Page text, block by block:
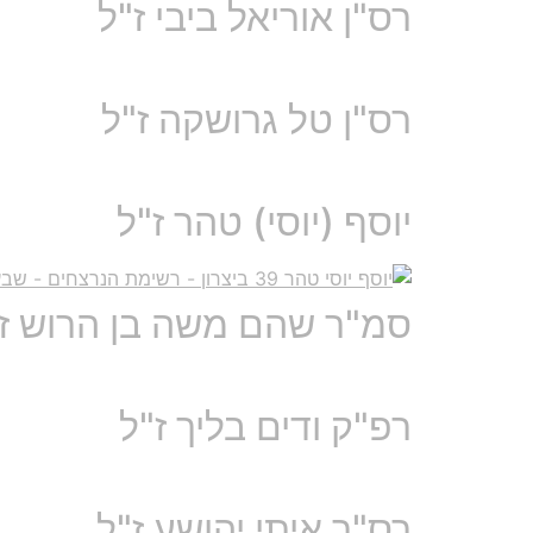
רס"ן אוריאל ביבי ז"ל
רס"ן טל גרושקה ז"ל
יוסף (יוסי) טהר ז"ל
סמ"ר שהם משה בן הרוש
רפ"ק ודים בליך ז"ל